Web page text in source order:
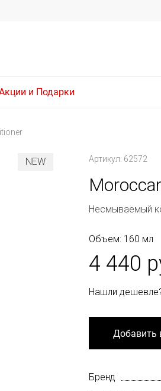
и Подарки
NEW Артикул: 62572
Несмываемый
Объем: 160 мл
4 440
Нашли
Добавить
Бренд